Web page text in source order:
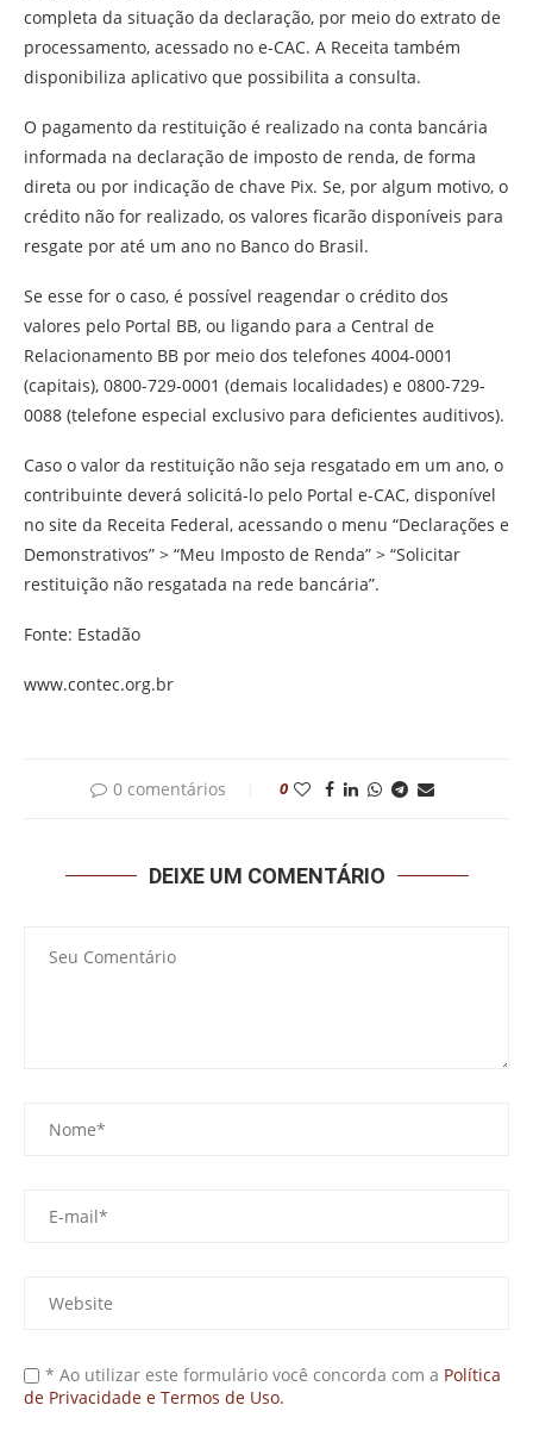
completa da situação da declaração, por meio do extrato de
processamento, acessado no e-CAC. A Receita também
disponibiliza aplicativo que possibilita a consulta.
O pagamento da restituição é realizado na conta bancária
informada na declaração de imposto de renda, de forma
direta ou por indicação de chave Pix. Se, por algum motivo, o
crédito não for realizado, os valores ficarão disponíveis para
resgate por até um ano no Banco do Brasil.
Se esse for o caso, é possível reagendar o crédito dos
valores pelo Portal BB, ou ligando para a Central de
Relacionamento BB por meio dos telefones 4004-0001
(capitais), 0800-729-0001 (demais localidades) e 0800-729-
0088 (telefone especial exclusivo para deficientes auditivos).
Caso o valor da restituição não seja resgatado em um ano, o
contribuinte deverá solicitá-lo pelo Portal e-CAC, disponível
no site da Receita Federal, acessando o menu “Declarações e
Demonstrativos” > “Meu Imposto de Renda” > “Solicitar
restituição não resgatada na rede bancária”.
Fonte: Estadão
www.contec.org.br
0 comentários 0
DEIXE UM COMENTÁRIO
* Ao utilizar este formulário você concorda com a Política
de Privacidade e Termos de Uso.